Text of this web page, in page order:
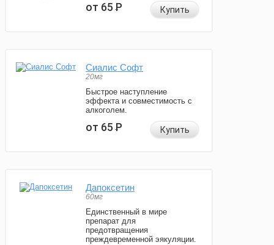
от 65Р Купить
Сиалис Софт
20мг
Быстрое наступление
эффекта и совместимость с
алкоголем.
от 65Р Купить
Дапоксетин
60мг
Единственный в мире
препарат для
предотвращения
преждевременной эякуляции.